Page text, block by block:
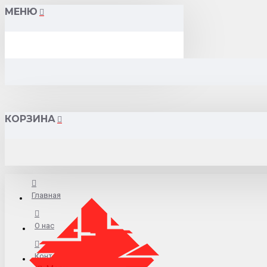
МЕНЮ
КОРЗИНА
Главная
О нас
Контакты